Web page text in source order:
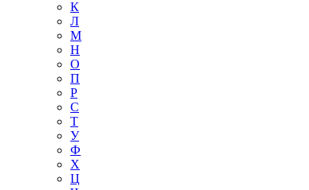
К
Л
М
Н
О
П
Р
С
Т
У
Ф
Х
Ц